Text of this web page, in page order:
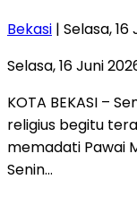
Bekasi | Selasa, 16
Selasa, 16 Juni
KOTA BEKASI –
religius begitu
memadati Pawai
Senin…